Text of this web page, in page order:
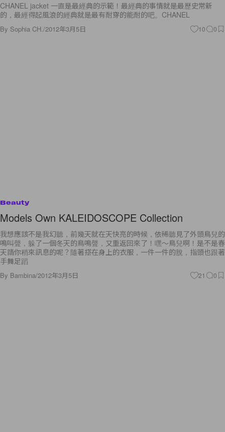
CHANEL jacket 一直是最經典的示範！最經典的事情就是最歷史常新
的，最經得起風浪的經典就是最有耐穿的能耐的吧。CHANEL
By Sophia CH./2012年3月5日 10 0
Beauty
Models Own KALEIDOSCOPE Collection
我想應該不是我幻聽，前幾天就在天快亮的時候，依稀聽見了外頭鳥兒的
鳴叫聲，躲了一個冬天的鳥鳴聲，又重返回來了！嘿～鳥兒啊！是不是春
天請你稍來訊息的呢？隨著搭在身上的衣服，一件一件的脫，指頭也跟著
手舞足蹈
By Bambina/2012年3月5日 21 0